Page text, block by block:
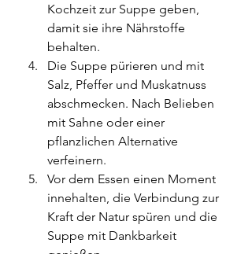
Kochzeit zur Suppe geben,
damit sie ihre Nährstoffe
behalten.
Die Suppe pürieren und mit
Salz, Pfeffer und Muskatnuss
abschmecken. Nach Belieben
mit Sahne oder einer
pflanzlichen Alternative
verfeinern.
Vor dem Essen einen Moment
innehalten, die Verbindung zur
Kraft der Natur spüren und die
Suppe mit Dankbarkeit